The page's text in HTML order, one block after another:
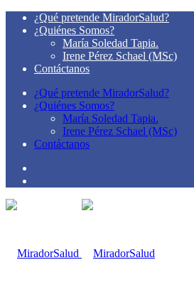
¿Qué pretende MiradorSalud?
¿Quiénes Somos?
María Soledad Tapia.
Irene Pérez Schael (MSc)
Contáctanos
¿Qué pretende MiradorSalud?
¿Quiénes Somos?
María Soledad Tapia.
Irene Pérez Schael (MSc)
Contáctanos